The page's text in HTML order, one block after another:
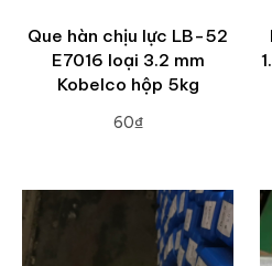
Que hàn chịu lực LB-52
E7016 loại 3.2 mm
Kobelco hộp 5kg
60₫